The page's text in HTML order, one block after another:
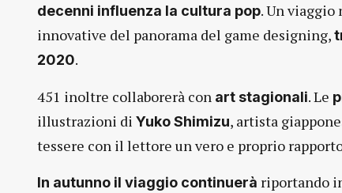
decenni influenza la cultura pop. Un
innovative del panorama del game designing,
2020.
451 inoltre collaborerà con art stagionali. Le
illustrazioni di Yuko Shimizu, artista
tessere con il lettore un vero e proprio
In autunno il viaggio continuerà riportando